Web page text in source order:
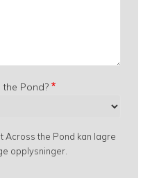
Pond?
Across the Pond kan lagre
opplysninger.